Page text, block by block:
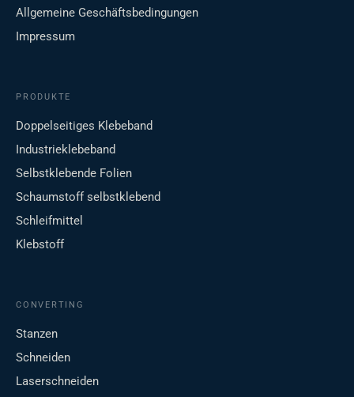
Allgemeine Geschäftsbedingungen
Impressum
PRODUKTE
Doppelseitiges Klebeband
Industrieklebeband
Selbstklebende Folien
Schaumstoff selbstklebend
Schleifmittel
Klebstoff
CONVERTING
Stanzen
Schneiden
Laserschneiden